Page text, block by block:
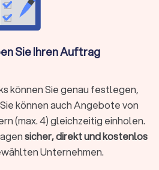
die mögliche Steuerersparnis oder
ist die Investition
findet längst nicht mehr nur im
Kanzleien bieten ihre
online an, von der
Videoberatung. Beide Modelle
Sie Ihren Auftrag
können Sie genau festlegen,
können auch Angebote von
(max. 4) gleichzeitig einholen.
sicher, direkt und kostenlos
Unternehmen.